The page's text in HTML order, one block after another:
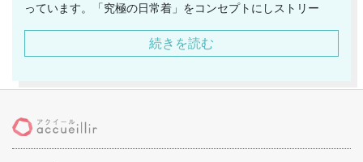
っています。「究極の日常着」をコンセプトにしストリー
ト、アウトドアファッションを展開しており、20代～30代の
男性に人気が高く、スタイリッシュで洗練されたファッショ
トは特に人気が高く、ファッションデザインだけでなく、機
他にも音楽やアートなどの様々な分野ともコラボを行ってお
り、常に新しいデザインを追求しているソフネットは機能性
続きを読む